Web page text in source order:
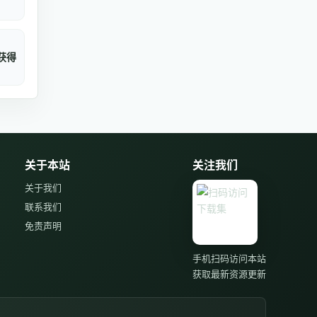
得
关于本站
关于我们
联系我们
免责声明
关注我们
手机扫码访问本站
获取最新资源更新